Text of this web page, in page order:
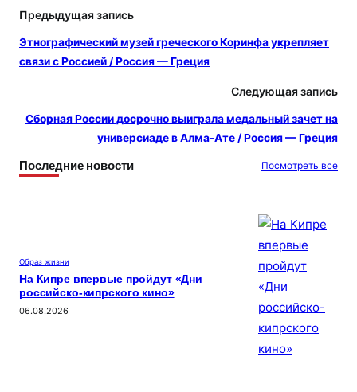
gr
a
m
o
kl
a
s
ni
ki
а
в
т
ь
Предыдущая запись
Этнографический музей греческого Коринфа укрепляет
связи с Россией / Россия — Греция
Следующая запись
Сборная России досрочно выиграла медальный зачет на
универсиаде в Алма-Ате / Россия — Греция
Последние новости Посмотреть все
Образ жизни
На Кипре впервые пройдут «Дни
российско-кипрского кино»
06.08.2026